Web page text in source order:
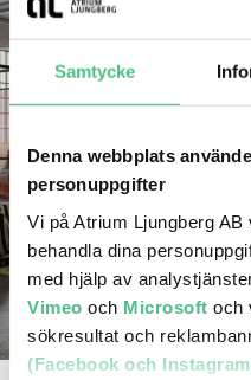
Samtycke
Denna webbplats
personuppgifter
Vi på Atrium Ljungberg
behandla dina
med hjälp av
Vimeo och Microsoft och
sökresultat och
(Facebook och